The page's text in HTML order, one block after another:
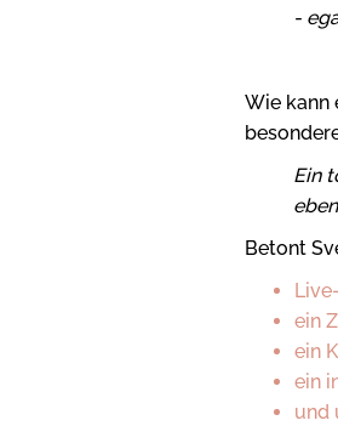
-
Wie kann
Ein
Betont
ein
ein
ein
und